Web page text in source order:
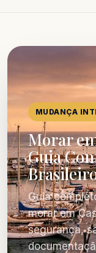
MUDANÇA
Morar
Guia
Guia
morar em
segurança,